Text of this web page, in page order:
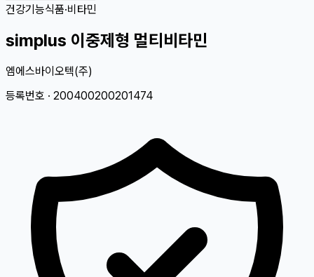
건강기능식품·비타민
simplus 이중제형 멀티비타민
엠에스바이오텍(주)
등록번호 · 200400200201474